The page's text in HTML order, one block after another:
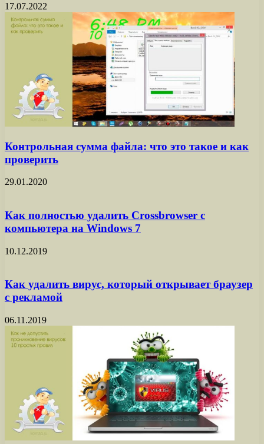
17.07.2022
Контрольная сумма файла: что это такое и как
проверить
29.01.2020
Как полностью удалить Crossbrowser с
компьютера на Windows 7
10.12.2019
Как удалить вирус, который открывает браузер
с рекламой
06.11.2019